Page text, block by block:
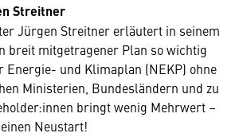
Streitner
Jürgen Streitner erläutert in seinem
breit mitgetragener Plan so wichtig
Energie- und Klimaplan (NEKP) ohne
Ministerien, Bundesländern und zu
bringt wenig Mehrwert –
Neustart!